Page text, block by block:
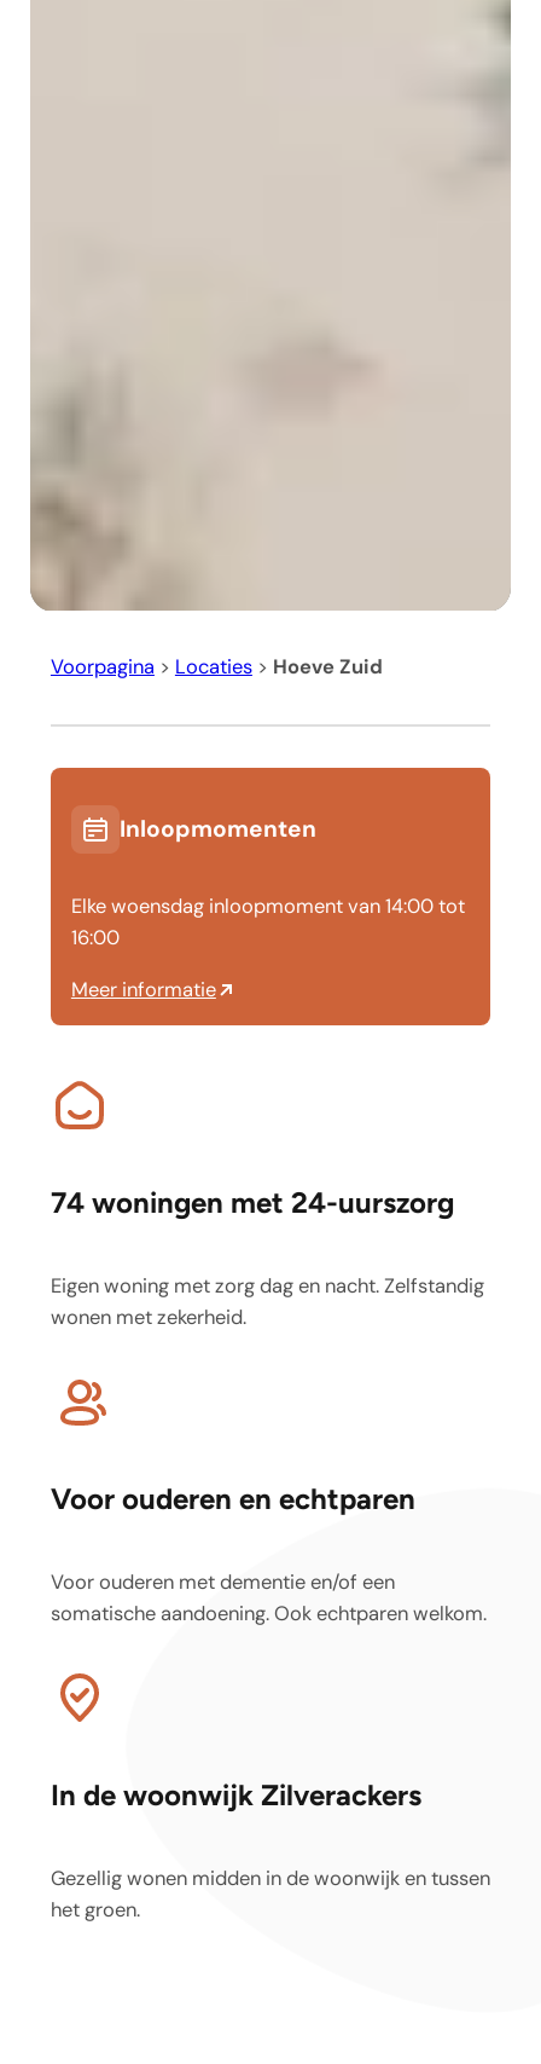
Voorpagina > Locaties> Hoeve Zuid
Inloopmomenten
Elke woensdag inloopmoment van 14:00 tot
16:00
Meer informatie
74 woningen met 24-uurszorg
Eigen woning met zorg dag en nacht. Zelfstandig
wonen met zekerheid.
Voor ouderen en echtparen
Voor ouderen met dementie en/of een
somatische aandoening. Ook echtparen welkom.
In de woonwijk Zilverackers
Gezellig wonen midden in de woonwijk en tussen
het groen.